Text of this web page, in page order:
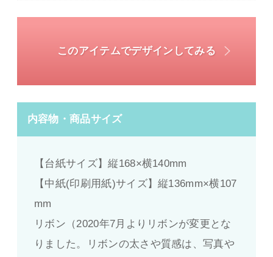
このアイテムでデザインしてみる
内容物・商品サイズ
【台紙サイズ】縦168×横140mm
【中紙(印刷用紙)サイズ】縦136mm×横107
mm
リボン（2020年7月よりリボンが変更とな
りました。リボンの太さや質感は、写真や